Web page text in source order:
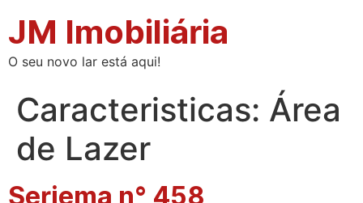
JM Imobiliária
O seu novo lar está aqui!
Caracteristicas: Área
de Lazer
Seriema n° 458